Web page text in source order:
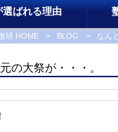
選ばれる理由
研 HOME > BLOG > なん
の大祭が・・・。